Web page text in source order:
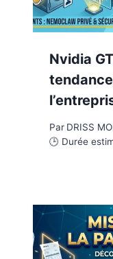
Nvidia
Par DRISS
🕒 Durée